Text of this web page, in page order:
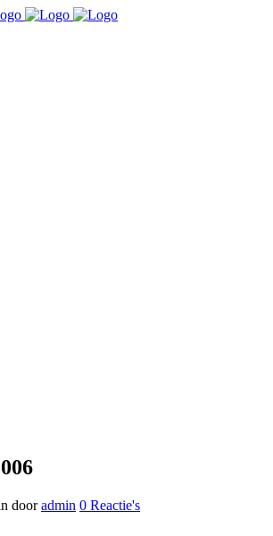
dooradmin 0 Reactie's